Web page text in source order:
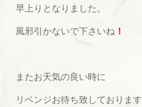
早上りとなりました。
風邪引かないで下さいね ！
またお天気の良い時に
リベンジお待ち致しております